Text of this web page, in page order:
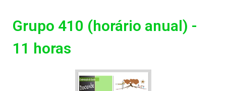
Grupo 410 (horário anual) -
11 horas